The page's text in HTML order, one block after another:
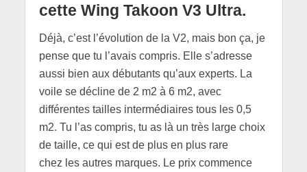
cette Wing Takoon V3 Ultra.
Déjà, c’est l’évolution de la V2, mais bon ça, je
pense que tu l’avais compris. Elle s’adresse
aussi bien aux débutants qu’aux experts. La
voile se décline de 2 m2 à 6 m2, avec
différentes tailles intermédiaires tous les 0,5
m2. Tu l’as compris, tu as là un très large choix
de taille, ce qui est de plus en plus rare
chez les autres marques. Le prix commence